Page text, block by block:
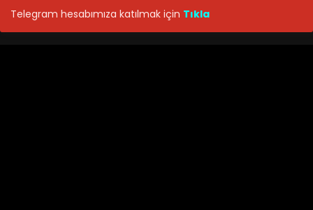
Telegram hesabımıza katılmak için Tıkla